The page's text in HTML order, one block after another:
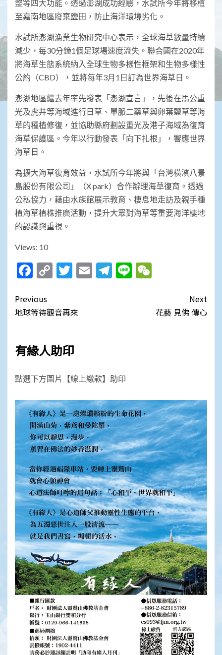
整等四大功能。透過澎湖成功經驗，水試所今年將移植
至嘉南地區廢棄鹽田，防止海洋環境劣化。
水試所澎湖漁業生物研究中心表示，全球海草數量持續
減少，每30分鐘1個足球場速度流失。聯合國在2020年
將海草生態系統納入全球生物多樣性框架和生物多樣性
公約（CBD），並將每年3月1日訂為世界海草日。
澎湖地區繼去年率先發表「澎湖宣言」，先後在馬公重
光及虎井等海域進行日草、單脈二藥草與卵葉鹽草等海
草的種植修復，並協助縣府劃設重光及港子海域為復育
海草保護區。今年以行動發表「向下扎根」，響應世界
海草日。
為擴大海草復育效益，水試所今年將與「台灣橫濱八景
島股份有限公司」（X park）合作辦理海草復育。透過
公私協力，藉由水族館展示教育、棲息地走訪及親手種
植海草植株推廣活動，提升大眾對海草等重要海洋棲地
的認識與重視。
Views: 10
Facebook
CopyTwitter
EmailTelegram
Line
Post
navigation
Previous
地球等待觀音再來
Next
花藝 見佛 傳心
有緣人助印
點選下方圖片【線上繳款】助印